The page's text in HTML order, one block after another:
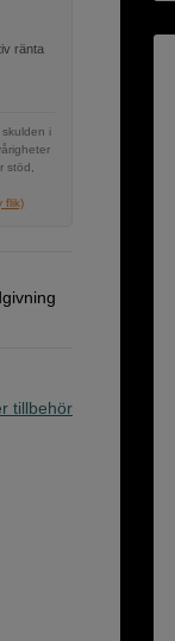
ränta
i
stöd,
flik)
tillbehör